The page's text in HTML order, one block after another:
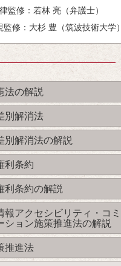
監修：若林 亮（弁護士）
監修：大杉 豊（筑波技術大学）
法の解説
別解消法
別解消法の解説
利条約
利条約の解説
報アクセシビリティ・コミ
ション施策推進法の解説
推進法